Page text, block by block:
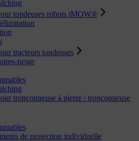
tondeuses robots iMOW®
tracteurs tondeuses
neige
tronçonneuse à pierre / tronçonneuse
de protection individuelle